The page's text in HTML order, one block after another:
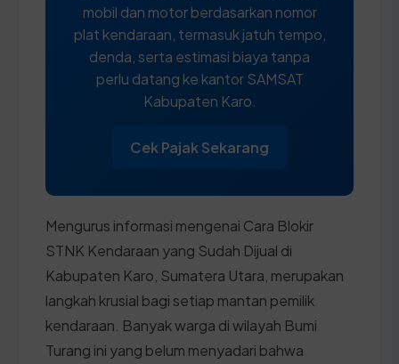
mobil dan motor berdasarkan nomor
plat kendaraan, termasuk jatuh tempo,
denda, serta estimasi biaya tanpa
perlu datang ke kantor SAMSAT
Kabupaten Karo.
Cek Pajak Sekarang
Mengurus informasi mengenai Cara Blokir
STNK Kendaraan yang Sudah Dijual di
Kabupaten Karo, Sumatera Utara, merupakan
langkah krusial bagi setiap mantan pemilik
kendaraan. Banyak warga di wilayah Bumi
Turang ini yang belum menyadari bahwa